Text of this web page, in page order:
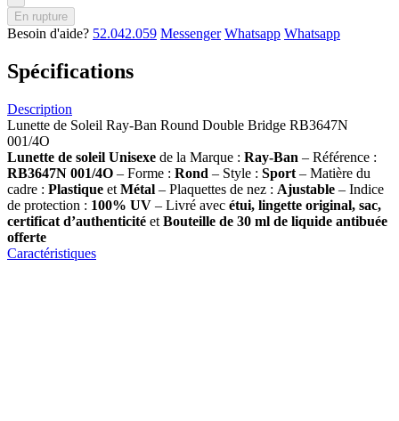
En rupture
Besoin d'aide? 52.042.059 Messenger Whatsapp Whatsapp
Spécifications
Description
Lunette de Soleil Ray-Ban Round Double Bridge RB3647N
001/4O
Lunette de soleil Unisexe de la Marque : Ray-Ban – Référence :
RB3647N 001/4O – Forme : Rond – Style : Sport – Matière du
cadre : Plastique et Métal – Plaquettes de nez : Ajustable – Indice
de protection : 100% UV – Livré avec étui, lingette original, sac,
certificat d’authenticité et Bouteille de 30 ml de liquide antibuée
offerte
Caractéristiques